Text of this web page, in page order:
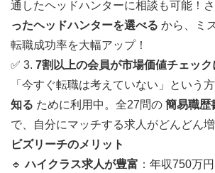
通したヘッドハンターに相談も可能！さ
ったヘッドハンターを選べる から、ミ
転職成功率を大幅アップ！
✅ 3. 7割以上の会員が市場価値チェック
「今すぐ転職は考えていない」という
知る ために利用中。全27問の 簡易職歴
で、自分にマッチする求人がどんどん増
ビズリーチのメリット
🔹ハイクラス求人が豊富 ：年収750万